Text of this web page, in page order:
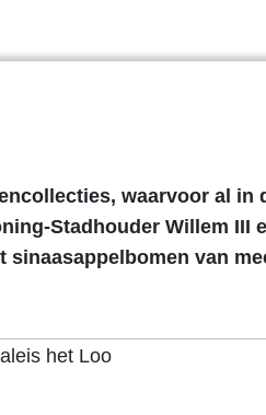
waarvoor al in
Stadhouder Willem III
van